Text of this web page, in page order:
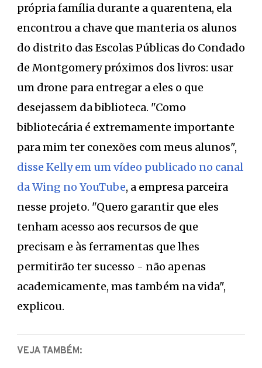
própria família durante a quarentena, ela
encontrou a chave que manteria os alunos
do distrito das Escolas Públicas do Condado
de Montgomery próximos dos livros: usar
um drone para entregar a eles o que
desejassem da biblioteca. "Como
bibliotecária é extremamente importante
para mim ter conexões com meus alunos",
disse Kelly em um vídeo publicado no canal
da Wing no YouTube, a empresa parceira
nesse projeto. "Quero garantir que eles
tenham acesso aos recursos de que
precisam e às ferramentas que lhes
permitirão ter sucesso - não apenas
academicamente, mas também na vida",
explicou.
VEJA TAMBÉM: